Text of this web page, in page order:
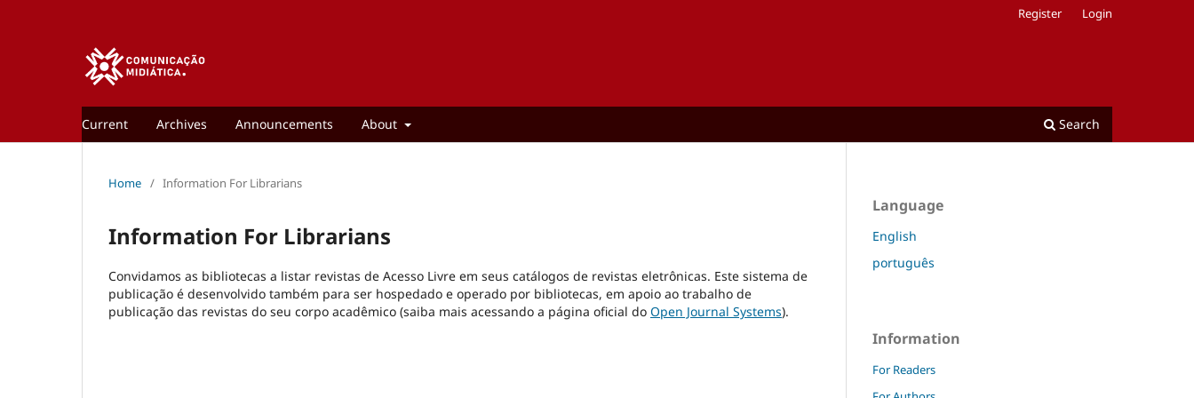
Current Archives Announcements About Search
Register Login
Home / Information For Librarians
Information For Librarians
Convidamos as bibliotecas a listar revistas de Acesso Livre em seus catálogos de revistas eletrônicas. Este sistema de
publicação é desenvolvido também para ser hospedado e operado por bibliotecas, em apoio ao trabalho de
publicação das revistas do seu corpo acadêmico (saiba mais acessando a página oficial do Open Journal Systems).
Language
English
português
Information
For Readers